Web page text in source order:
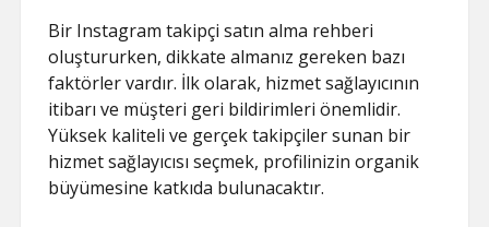
Bir Instagram takipçi satın alma rehberi
oluştururken, dikkate almanız gereken bazı
faktörler vardır. İlk olarak, hizmet sağlayıcının
itibarı ve müşteri geri bildirimleri önemlidir.
Yüksek kaliteli ve gerçek takipçiler sunan bir
hizmet sağlayıcısı seçmek, profilinizin organik
büyümesine katkıda bulunacaktır.